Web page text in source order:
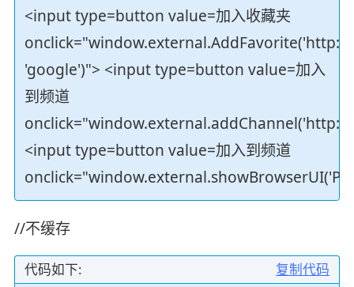
<input type=button value=加入收藏夹
'google')"> <input type=button value=加入
到频道
<input type=button value=加入到频道
//不缓存
复制代码
代码如下: